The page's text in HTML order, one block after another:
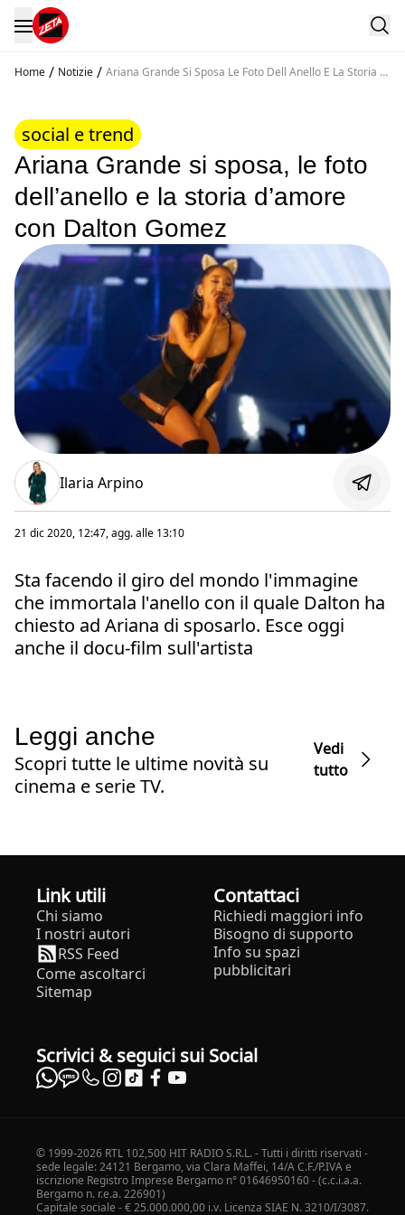
Home / Notizie / Ariana Grande Si Sposa Le Foto Dell Anello E La Storia D
social e trend
Ariana Grande si sposa, le foto
dell’anello e la storia d’amore
con Dalton Gomez
Ilaria Arpino
21 dic 2020, 12:47, agg. alle 13:10
Sta facendo il giro del mondo l'immagine
che immortala l'anello con il quale Dalton ha
chiesto ad Ariana di sposarlo. Esce oggi
anche il docu-film sull'artista
Leggi anche
Scopri tutte le ultime novità su
cinema e serie TV.
Vedi
tutto
Link utili
Chi siamo
I nostri autori
RSS Feed
Come ascoltarci
Sitemap
Contattaci
Richiedi maggiori info
Bisogno di supporto
Info su spazi
pubblicitari
Scrivici & seguici sui Social
© 1999-2026 RTL 102,500 HIT RADIO S.R.L. - Tutti i diritti riservati -
sede legale: 24121 Bergamo, via Clara Maffei, 14/A C.F./P.IVA e
iscrizione Registro Imprese Bergamo n° 01646950160 - (c.c.i.a.a.
Bergamo n. r.e.a. 226901)
Capitale sociale - € 25.000.000,00 i.v. Licenza SIAE N. 3210/I/3087.